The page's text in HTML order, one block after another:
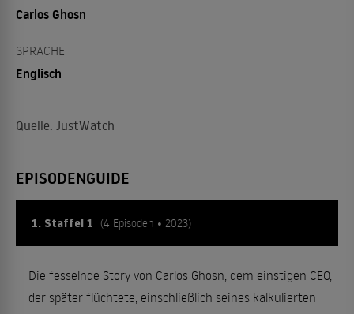
Carlos Ghosn
SPRACHE
Englisch
Quelle: JustWatch
EPISODENGUIDE
1. Staffel 1 (4 Episoden • 2023)
Die fesselnde Story von Carlos Ghosn, dem einstigen CEO,
der später flüchtete, einschließlich seines kalkulierten